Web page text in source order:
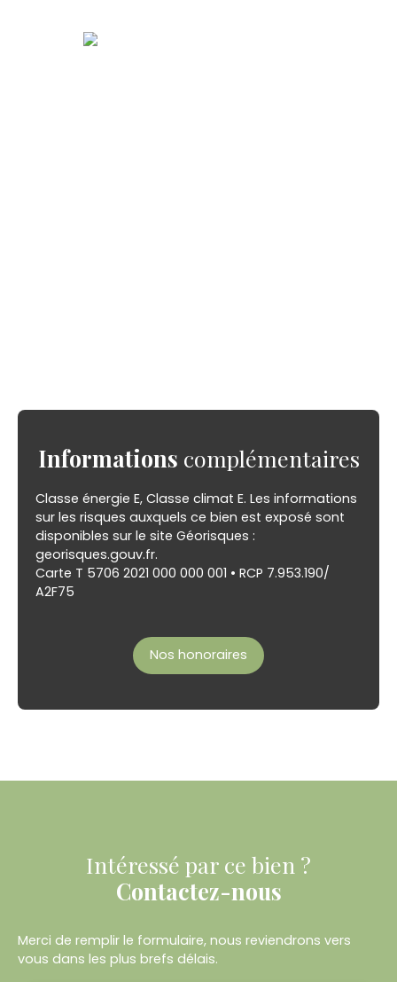
Informations complémentaires
Classe énergie E, Classe climat E. Les informations
sur les risques auxquels ce bien est exposé sont
disponibles sur le site Géorisques :
georisques.gouv.fr.
Carte T 5706 2021 000 000 001 • RCP 7.953.190/
A2F75
Nos honoraires
Intéressé par ce bien ?
Contactez-nous
Merci de remplir le formulaire, nous reviendrons vers
vous dans les plus brefs délais.